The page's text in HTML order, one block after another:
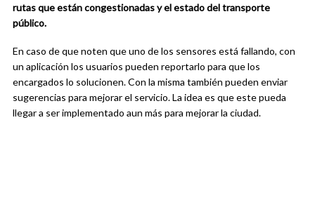
rutas que están congestionadas y el estado del transporte
público.
En caso de que noten que uno de los sensores está fallando, con
un aplicación los usuarios pueden reportarlo para que los
encargados lo solucionen. Con la misma también pueden enviar
sugerencias para mejorar el servicio. La idea es que este pueda
llegar a ser implementado aun más para mejorar la ciudad.